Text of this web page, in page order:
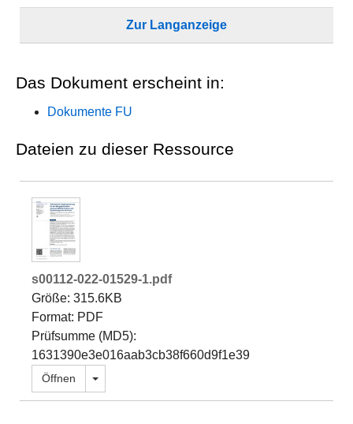
Zur Langanzeige
Das Dokument erscheint in:
Dokumente FU
Dateien zu dieser Ressource
s00112-022-01529-1.pdf
Größe: 315.6KB
Format: PDF
Prüfsumme (MD5):
1631390e3e016aab3cb38f660d9f1e39
Öffnen Dropdown öffnen